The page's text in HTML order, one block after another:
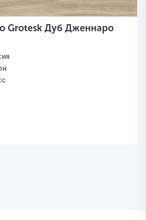
Grotesk Дуб Дженнаро